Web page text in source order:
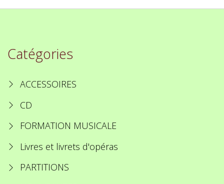
Catégories
ACCESSOIRES
CD
FORMATION MUSICALE
Livres et livrets d'opéras
PARTITIONS